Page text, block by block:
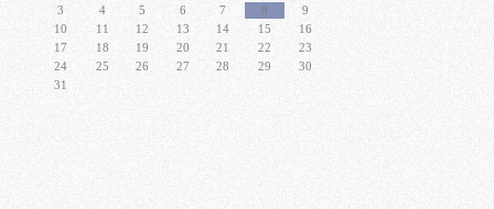
3
4 5 6 7 8
9
10
11 12 13 14 15
16
17
18 19 20 21 22
23
24
25 26 27 28 29
30
31